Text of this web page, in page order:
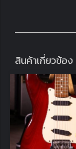
สินค้าเกี่ยวข้อง